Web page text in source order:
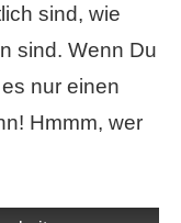
sind, wie
sind. Wenn Du
nur einen
Hmmm, wer